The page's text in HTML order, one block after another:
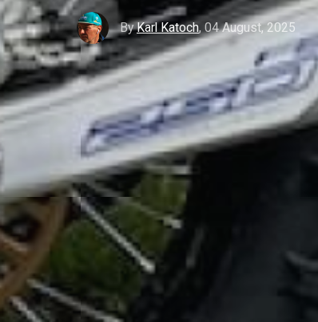
ByKarl Katoch, 04 August, 2025